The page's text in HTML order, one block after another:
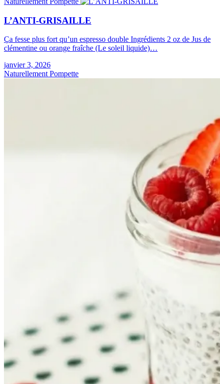
L’ANTI-GRISAILLE
Ça fesse plus fort qu’un espresso double Ingrédients 2 oz de Jus de
clémentine ou orange fraîche (Le soleil liquide)…
janvier 3, 2026
Naturellement Pompette